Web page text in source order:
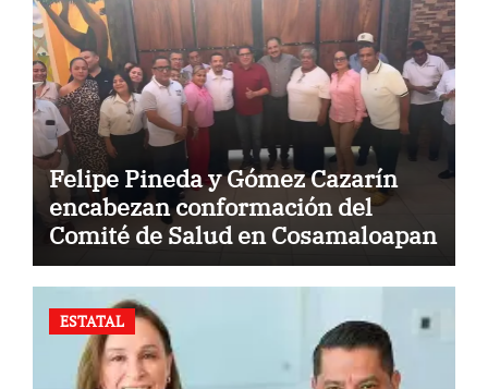
Felipe Pineda y Gómez Cazarín
encabezan conformación del
Comité de Salud en Cosamaloapan
ESTATAL